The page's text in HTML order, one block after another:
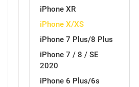
iPhone XR
iPhone X/XS
iPhone 7 Plus/8 Plus
iPhone 7 / 8 / SE
2020
iPhone 6 Plus/6s
Love motivi